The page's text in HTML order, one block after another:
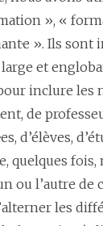
», «
». Ils sont
et
inclure les
de
d’élèves,
quelques fois,
ou l’autre de
les